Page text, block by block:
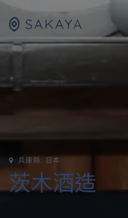
兵庫縣, 日本
茨木酒造